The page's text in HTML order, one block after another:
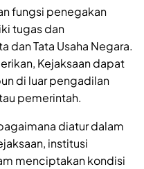
fungsi penegakan
tugas dan
dan Tata Usaha Negara.
Kejaksaan dapat
di luar pengadilan
pemerintah.
diatur dalam
institusi
menciptakan kondisi